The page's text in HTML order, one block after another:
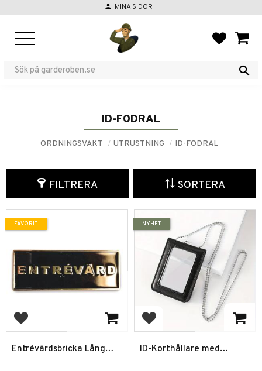
person MINA SIDOR
ID-FODRAL
ORDNINGSVAKT UTRUSTNING ID-FODRAL
FILTRERA SORTERA
Lägg till i favoriter
Entrévärdsbricka Lång
FAVORIT
Lägg till i favoriter
ID-Korthållare med
NYHET